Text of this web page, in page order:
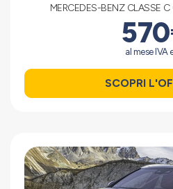
MERCEDES-BENZ CLASSE
al mese IVA
SCOPRI